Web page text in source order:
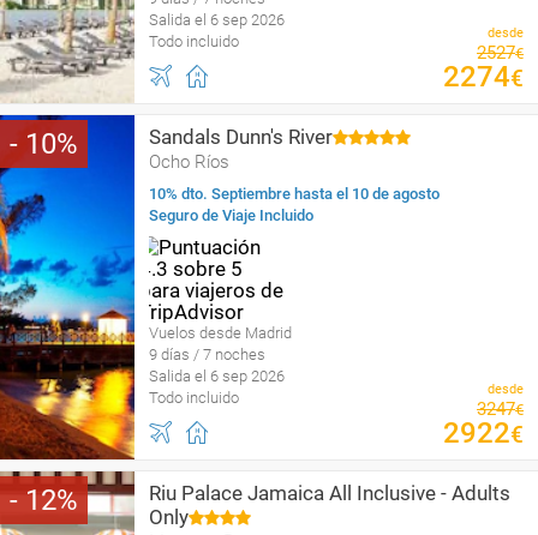
Salida el 6 sep 2026
Todo incluido
desde
2527€
2274€
10 Sandals Dunn's River
Ocho Ríos
10% dto. Septiembre hasta el 10 de agosto
Seguro de Viaje Incluido
Vuelos desde Madrid
9 días / 7 noches
Salida el 6 sep 2026
Todo incluido
desde
3247€
2922€
12
Riu Palace Jamaica All Inclusive - Adults
Only